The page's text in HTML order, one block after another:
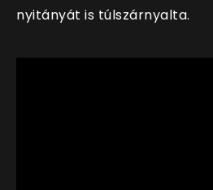
nyitányát is túlszárnyalta.